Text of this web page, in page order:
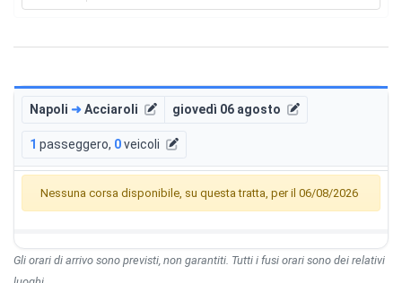
Napoli ➜Acciaroli giovedì 06 agosto
1 passeggero, 0veicoli
Nessuna corsa disponibile, su questa tratta, per il 06/08/2026
Gli orari di arrivo sono previsti, non garantiti. Tutti i fusi orari sono dei relativi